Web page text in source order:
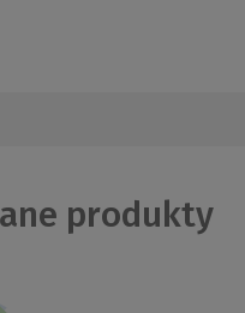
produkty